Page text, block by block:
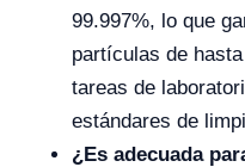
99.997%, lo que
partículas de
tareas de
estándares de
¿Es adecuada